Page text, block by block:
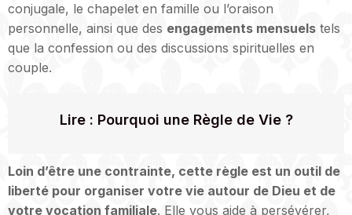
conjugale, le chapelet en famille ou l’oraison
personnelle, ainsi que des engagements mensuels tels
que la confession ou des discussions spirituelles en
couple.
Lire : Pourquoi une Règle de Vie ?
Loin d’être une contrainte, cette règle est un outil de
liberté pour organiser votre vie autour de Dieu et de
votre vocation familiale. Elle vous aide à persévérer,